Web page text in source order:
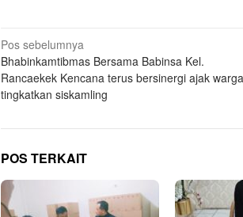
Navigasi
pos
Pos sebelumnya
Bhabinkamtibmas Bersama Babinsa Kel.
Rancaekek Kencana terus bersinergi ajak warga
tingkatkan siskamling
POS TERKAIT